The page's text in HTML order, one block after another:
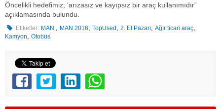
Öncelikli hedefimiz; ‘arızasız ve kayıpsız bir araç kullanımıdır”
açıklamasında bulundu.
Etiketler: MAN MAN 2016 ,TopUsed ,2. El Pazarı ,Ağır ticari araç
Kamyon Otobüs